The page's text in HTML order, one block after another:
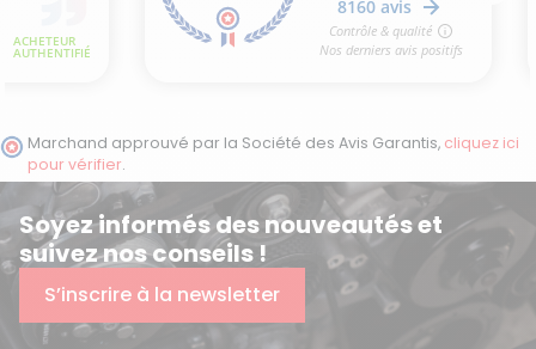
Marchand approuvé par la Société des Avis Garantis, cliquez ici
pour vérifier.
Soyez informés des nouveautés et
suivez nos conseils !
S’inscrire à la newsletter